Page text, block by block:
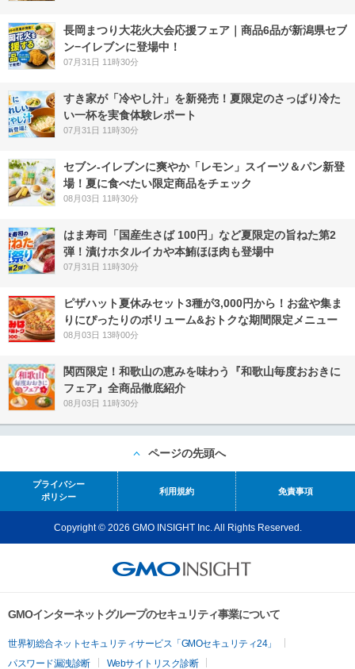
長岡まつり大花火大会応援フェア｜商品6品が新潟県セブ
ン−イレブンに登場中！
07月31日 11時30分
すき家が「冷やし汁」を新発売！夏限定のさっぱり冷た
い一杯を実食体験レポート
07月31日 11時30分
セブン‐イレブンに爽やか「レモン」スイーツ＆パン新登
場！夏に食べたい限定商品をチェック
08月03日 11時30分
はま寿司「国産生さば 100円」など夏限定の旨ねた第2
弾！漬けホタルイカや本鮪ほほ肉も登場中
07月31日 11時30分
ピザハット夏休みセット3種が3,000円から！お盆や集ま
りにぴったりのボリューム&おトクな期間限定メニュー
08月03日 13時00分
関西限定！和歌山の恵みを味わう『和歌山毎度おおきに
フェア』全商品徹底紹介
08月03日 11時30分
ページの先頭へ
プライバシー
ポリシー
利用規約 免責事項
Copyright © 2026 GMO INSIGHT Inc. All Rights Reserved.
GMOインターネットグループのセキュリティ事業について
世界初総合ネットセキュリティサービス「GMOセキュリティ24」
パスワード漏洩診断
Webサイトリスク診断